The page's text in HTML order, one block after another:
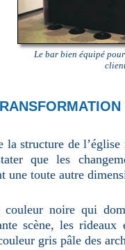
Le bar bien équipé
la structure de
que les
une toute autre
couleur noire qui
scène, les
gris pâle des